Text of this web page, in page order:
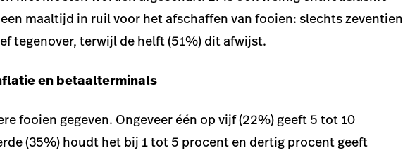
maaltijd in ruil voor het afschaffen van fooien: slechts zeventien
tegenover, terwijl de helft (51%) dit afwijst.
en betaalterminals
fooien gegeven. Ongeveer één op vijf (22%) geeft 5 tot 10
(35%) houdt het bij 1 tot 5 procent en dertig procent geeft